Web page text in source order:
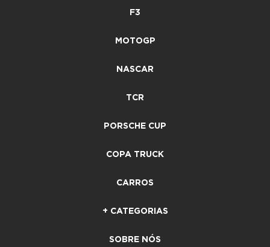
F3
MOTOGP
NASCAR
TCR
PORSCHE CUP
COPA TRUCK
CARROS
+ CATEGORIAS
SOBRE NÓS